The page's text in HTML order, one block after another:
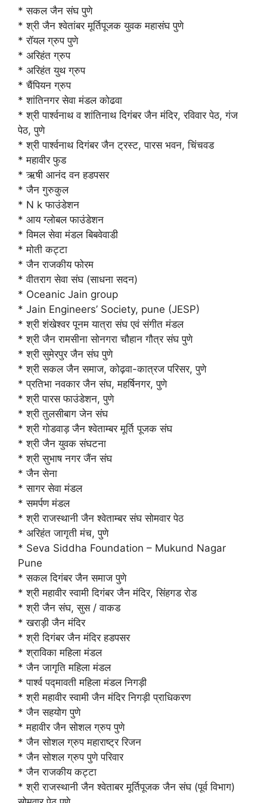
* सकल जैन संघ पुणे
* श्री जैन श्वेतांबर मूर्तिपूजक युवक महासंघ पुणे
* रॉयल ग्रुप पुणे
* अरिहंत ग्रुप
* अरिहंत युथ ग्रुप
* चैंपियन ग्रुप
* शांतिनगर सेवा मंडल कोढवा
* श्री पार्श्वनाथ व शांतिनाथ दिगंबर जैन मंदिर, रविवार पेठ, गंज
पेठ, पुणे
* श्री पार्श्वनाथ दिगंबर जैन ट्रस्ट, पारस भवन, चिंचवड
* महावीर फुड
* ऋषी आनंद वन हडपसर
* जैन गुरुकुल
* N k फाउंडेशन
* आय ग्लोबल फाउंडेशन
* विमल सेवा मंडल बिबवेवाडी
* मोती कट्टा
* जैन राजकीय फोरम
* वीतराग सेवा संघ (साधना सदन)
* Oceanic Jain group
* Jain Engineers’ Society, pune (JESP)
* श्री शंखेश्वर पूनम यात्रा संघ एवं संगीत मंडल
* श्री जैन रामसीना सोनगरा चौहान गौत्र संघ पुणे
* श्री सुमेरपुर जैन संघ पुणे
* श्री सकल जैन समाज, कोढ़वा-कात्रज परिसर, पुणे
* प्रतिभा नवकार जैन संघ, महर्षिनगर, पुणे
* श्री पारस फाउंडेशन, पुणे
* श्री तुलसीबाग जेन संघ
* श्री गोडवाड़ जैन श्वेताम्बर मूर्ति पूजक संघ
* श्री जैन युवक संघटना
* श्री सुभाष नगर जैंन संघ
* जैन सेना
* सागर सेवा मंडल
* समर्पण मंडल
* श्री राजस्थानी जैन श्वेताम्बर संघ सोमवार पेठ
* अरिहंत जागृती मंच, पुणे
* Seva Siddha Foundation – Mukund Nagar
Pune
* सकल दिगंबर जैन समाज पुणे
* श्री महावीर स्वामी दिगंबर जैन मंदिर, सिंहगड रोड
* श्री जैन संघ, सुस / वाकड
* खराड़ी जैन मंदिर
* श्री दिगंबर जैन मंदिर हडपसर
* श्राविका महिला मंडल
* जैन जागृति महिला मंडल
* पार्श्व पद्मावती महिला मंडल निगड़ी
* श्री महावीर स्वामी जैन मंदिर निगड़ी प्राधिकरण
* जैन सहयोग पुणे
* महावीर जैन सोशल ग्रुप पुणे
* जैन सोशल ग्रुप महाराष्ट्र रिजन
* जैन सोशल ग्रुप पुणे परिवार
* जैन राजकीय कट्टा
* श्री राजस्थानी जैन श्वेताबर मूर्तिपूजक जैन संघ (पूर्व विभाग)